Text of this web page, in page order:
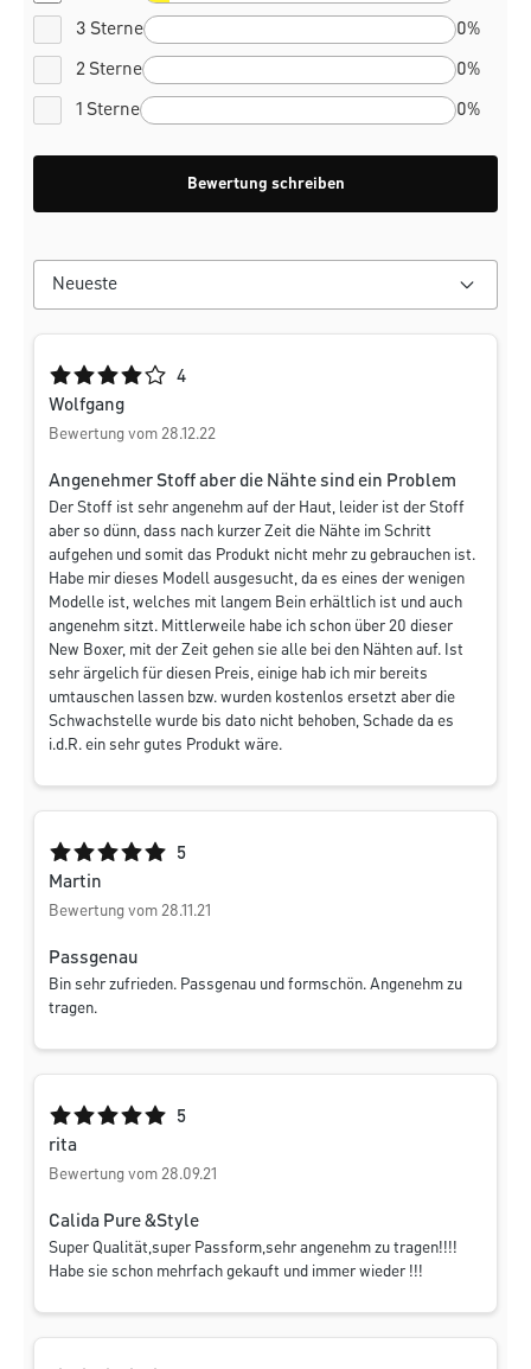
3 Sterne 0%
2 Sterne 0%
1 Sterne 0%
Bewertung schreiben
Durchschnittliche Bewertung von 4 von 5 Sternen
4
Wolfgang
Bewertung vom 28.12.22
Angenehmer Stoff aber die Nähte sind ein Problem
Der Stoff ist sehr angenehm auf der Haut, leider ist der Stoff
aber so dünn, dass nach kurzer Zeit die Nähte im Schritt
aufgehen und somit das Produkt nicht mehr zu gebrauchen ist.
Habe mir dieses Modell ausgesucht, da es eines der wenigen
Modelle ist, welches mit langem Bein erhältlich ist und auch
angenehm sitzt. Mittlerweile habe ich schon über 20 dieser
New Boxer, mit der Zeit gehen sie alle bei den Nähten auf. Ist
sehr ärgelich für diesen Preis, einige hab ich mir bereits
umtauschen lassen bzw. wurden kostenlos ersetzt aber die
Schwachstelle wurde bis dato nicht behoben, Schade da es
i.d.R. ein sehr gutes Produkt wäre.
Durchschnittliche Bewertung von 5 von 5 Sternen
5
Martin
Bewertung vom 28.11.21
Passgenau
Bin sehr zufrieden. Passgenau und formschön. Angenehm zu
tragen.
Durchschnittliche Bewertung von 5 von 5 Sternen
5
rita
Bewertung vom 28.09.21
Calida Pure &Style
Super Qualität,super Passform,sehr angenehm zu tragen!!!!
Habe sie schon mehrfach gekauft und immer wieder !!!